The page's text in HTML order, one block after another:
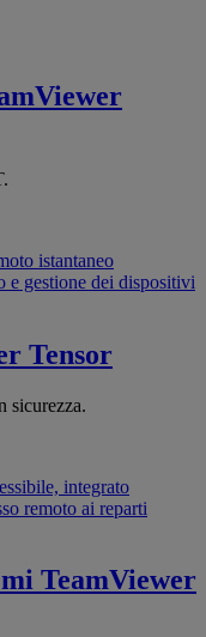
istantaneo
e gestione dei dispositivi
Tensor
sicurezza.
integrato
remoto ai reparti
TeamViewer